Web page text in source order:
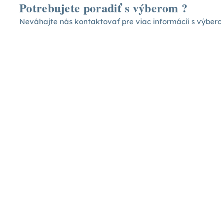
Potrebujete poradiť s výberom ?
Neváhajte nás kontaktovať pre viac informácií s